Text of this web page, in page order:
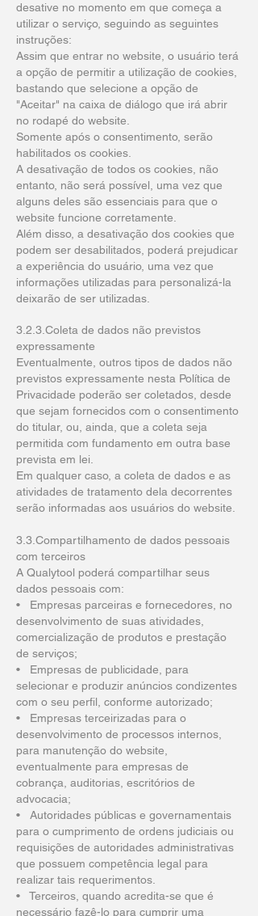
desative no momento em que começa a
utilizar o serviço, seguindo as seguintes
instruções:
Assim que entrar no website, o usuário terá
a opção de permitir a utilização de cookies,
bastando que selecione a opção de
"Aceitar" na caixa de diálogo que irá abrir
no rodapé do website.
Somente após o consentimento, serão
habilitados os cookies.
A desativação de todos os cookies, não
entanto, não será possível, uma vez que
alguns deles são essenciais para que o
website funcione corretamente.
Além disso, a desativação dos cookies que
podem ser desabilitados, poderá prejudicar
a experiência do usuário, uma vez que
informações utilizadas para personalizá-la
deixarão de ser utilizadas.
3.2.3.Coleta de dados não previstos
expressamente
Eventualmente, outros tipos de dados não
previstos expressamente nesta Política de
Privacidade poderão ser coletados, desde
que sejam fornecidos com o consentimento
do titular, ou, ainda, que a coleta seja
permitida com fundamento em outra base
prevista em lei.
Em qualquer caso, a coleta de dados e as
atividades de tratamento dela decorrentes
serão informadas aos usuários do website.
3.3.Compartilhamento de dados pessoais
com terceiros
A Qualytool poderá compartilhar seus
dados pessoais com:
• Empresas parceiras e fornecedores, no
desenvolvimento de suas atividades,
comercialização de produtos e prestação
de serviços;
• Empresas de publicidade, para
selecionar e produzir anúncios condizentes
com o seu perfil, conforme autorizado;
• Empresas terceirizadas para o
desenvolvimento de processos internos,
para manutenção do website,
eventualmente para empresas de
cobrança, auditorias, escritórios de
advocacia;
• Autoridades públicas e governamentais
para o cumprimento de ordens judiciais ou
requisições de autoridades administrativas
que possuem competência legal para
realizar tais requerimentos.
• Terceiros, quando acredita-se que é
necessário fazê-lo para cumprir uma